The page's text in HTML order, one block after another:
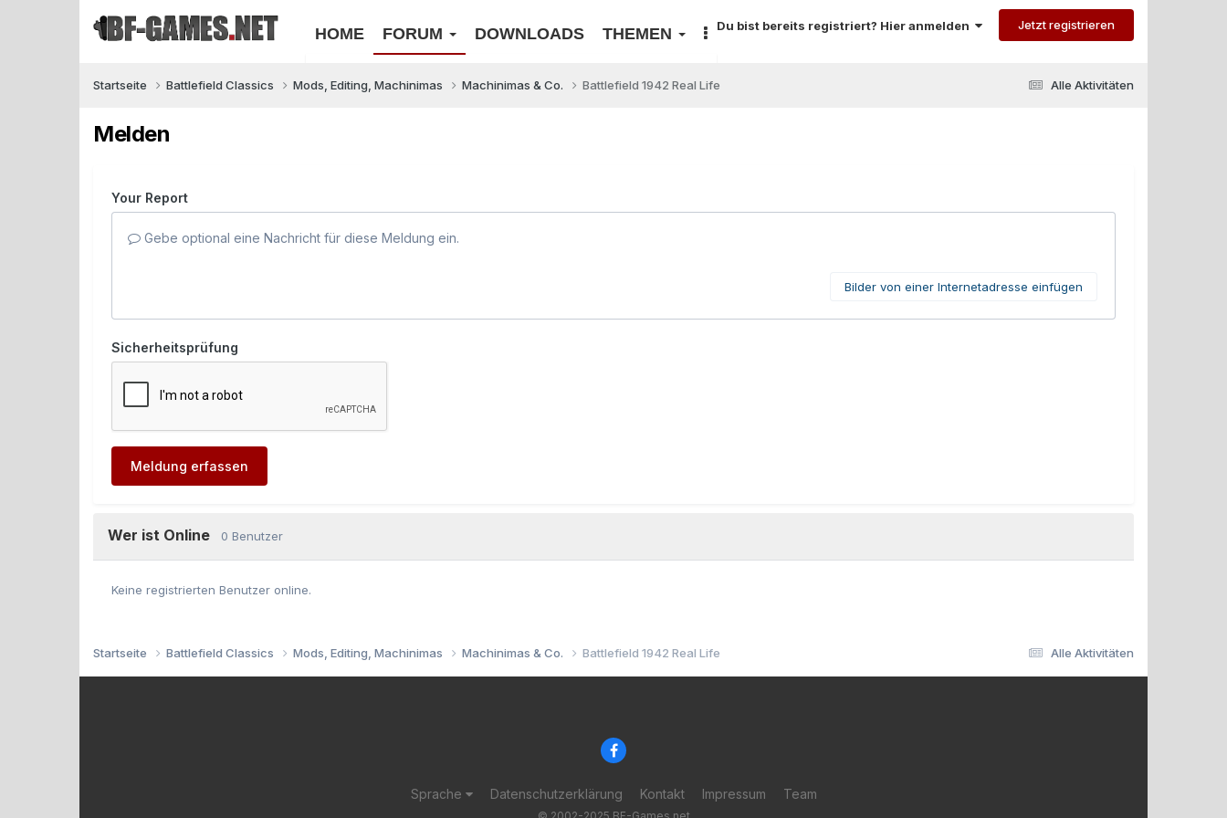
HOME FORUM DOWNLOADS THEMEN Du bist bereits registriert? Hier anmelden Jetzt registrieren
Alle Aktivitäten
Startseite Battlefield Classics Mods, Editing, Machinimas Machinimas & Co. Battlefield 1942 Real Life
Melden
Your Report
Gebe optional eine Nachricht für diese Meldung ein.
Bilder von einer Internetadresse einfügen
Sicherheitsprüfung
Meldung erfassen
Wer ist Online 0 Benutzer
Keine registrierten Benutzer online.
Alle Aktivitäten
Startseite Battlefield Classics Mods, Editing, Machinimas Machinimas & Co. Battlefield 1942 Real Life
Sprache Datenschutzerklärung Kontakt Impressum Team